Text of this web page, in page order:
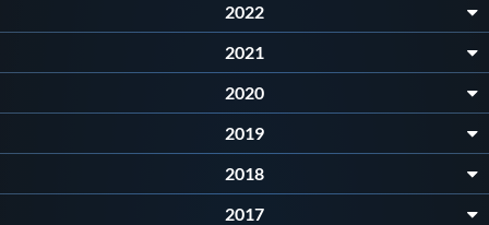
GUG
2022
2021
2020
2019
2018
2017